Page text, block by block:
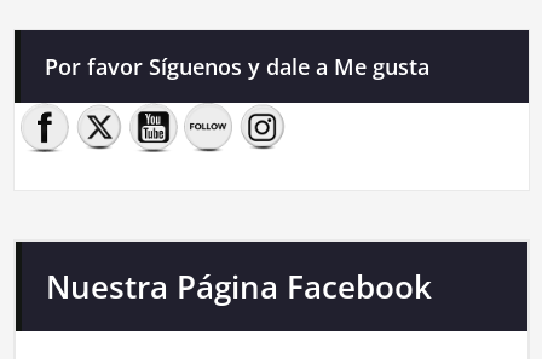
Por favor Síguenos y dale a Me gusta
Nuestra Página Facebook